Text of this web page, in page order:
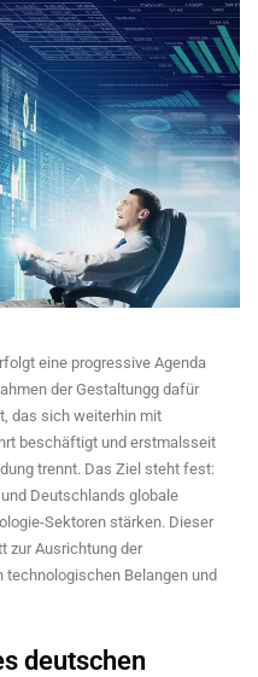
eine progressive Agenda
der Gestaltungg dafür
das sich weiterhin mit
beschäftigt und erstmalsseit
trennt. Das Ziel steht fest:
Deutschlands globale
Sektoren stärken. Dieser
zur Ausrichtung der
technologischen Belangen und
deutschen